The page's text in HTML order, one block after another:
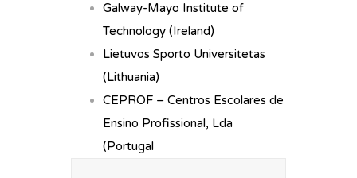
Galway-Mayo Institute of
Technology (Ireland)
Lietuvos Sporto Universitetas
(Lithuania)
CEPROF – Centros Escolares de
Ensino Profissional, Lda
(Portugal